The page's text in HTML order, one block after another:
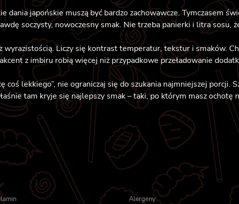
dania japońskie muszą być bardzo zachowawcze. Tymczasem
soczysty, nowoczesny smak. Nie trzeba panierki i litra sosu,
Liczy się kontrast temperatur, tekstur i smaków.
z imbiru robią więcej niż przypadkowe przeładowanie
lekkiego”, nie ograniczaj się do szukania najmniejszej porcji.
tam kryje się najlepszy smak – taki, po którym masz ochotę
Alergeny